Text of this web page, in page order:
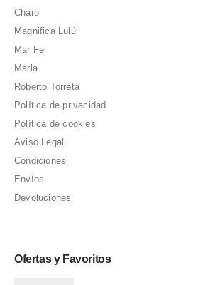
Charo
Magnifica Lulú
Mar Fe
Marla
Roberto Torreta
Política de privacidad
Política de cookies
Aviso Legal
Condiciones
Envíos
Devoluciones
Ofertas y Favoritos